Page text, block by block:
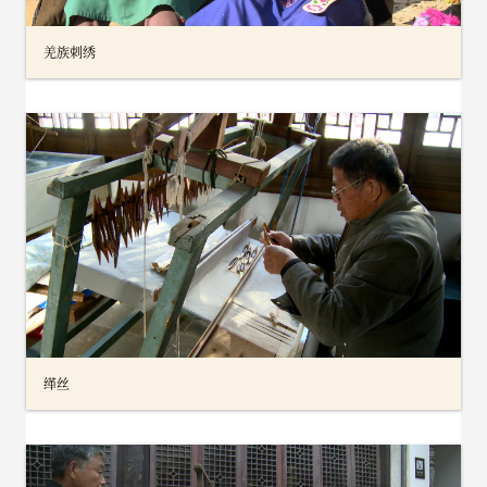
羌族刺绣
缂丝